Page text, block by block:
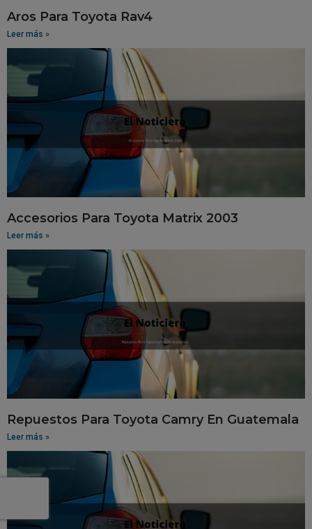
Aros Para Toyota Rav4
Leer más »
Accesorios Para Toyota Matrix 2003
Leer más »
Repuestos Para Toyota Camry En Guatemala
Leer más »